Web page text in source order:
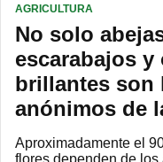
AGRICULTURA
No solo
escarabajos
brillantes son
anónimos de
Aproximadamente el
flores dependen de